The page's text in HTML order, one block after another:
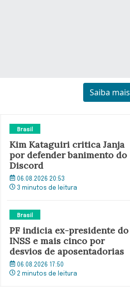
Saiba mais
Brasil
Kim Kataguiri critica Janja
por defender banimento do
Discord
06.08.2026 20:53
3 minutos de leitura
Brasil
PF indicia ex-presidente do
INSS e mais cinco por
desvios de aposentadorias
06.08.2026 17:50
2 minutos de leitura